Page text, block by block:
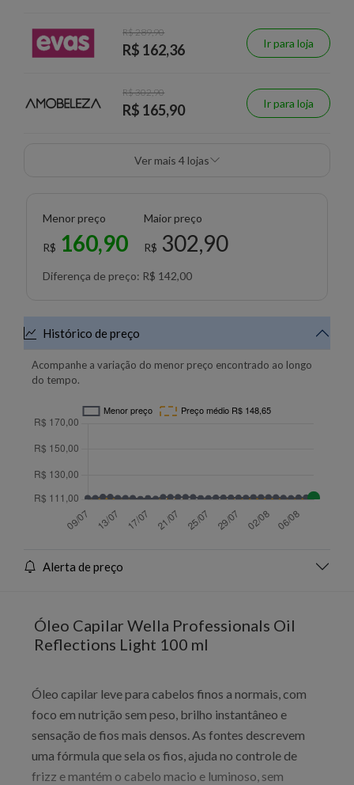
R$ 289,90
R$ 162,36 Ir para loja
R$ 302,90
R$ 165,90 Ir para loja
Ver mais 4 lojas
Menor preço
R$ 160,90
Maior preço
R$ 302,90
Diferença de preço: R$ 142,00
Histórico de preço
Acompanhe a variação do menor preço encontrado ao longo
do tempo.
Alerta de preço
Óleo Capilar Wella Professionals Oil
Reflections Light 100 ml
Óleo capilar leve para cabelos finos a normais, com
foco em nutrição sem peso, brilho instantâneo e
sensação de fios mais densos. As fontes descrevem
uma fórmula que sela os fios, ajuda no controle de
frizz e mantém o cabelo macio e luminoso, sem